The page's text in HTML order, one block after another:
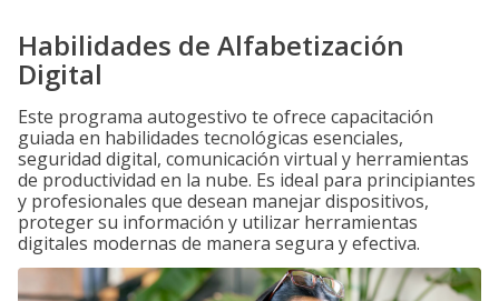
Habilidades de Alfabetización
Digital
Este programa autogestivo te ofrece capacitación
guiada en habilidades tecnológicas esenciales,
seguridad digital, comunicación virtual y herramientas
de productividad en la nube. Es ideal para principiantes
y profesionales que desean manejar dispositivos,
proteger su información y utilizar herramientas
digitales modernas de manera segura y efectiva.